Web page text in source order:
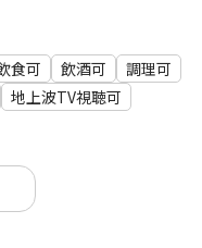
予約下さいませ😊
食可 飲酒可
調理可
地上波TV視聴可